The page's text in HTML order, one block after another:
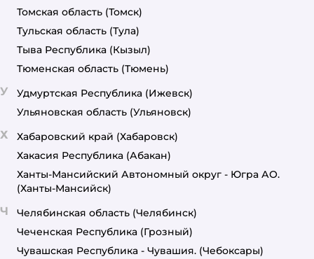
Томская область (Томск)
Тульская область (Тула)
Тыва Республика (Кызыл)
Тюменская область (Тюмень)
У Удмуртская Республика (Ижевск)
Ульяновская область (Ульяновск)
Х Хабаровский край (Хабаровск)
Хакасия Республика (Абакан)
Ханты-Мансийский Автономный округ - Югра АО.
(Ханты-Мансийск)
Ч Челябинская область (Челябинск)
Чеченская Республика (Грозный)
Чувашская Республика - Чувашия. (Чебоксары)